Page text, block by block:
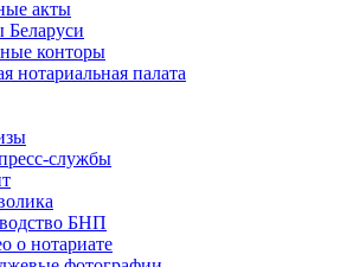
акты
Беларуси
конторы
нотариальная палата
службы
БНП
о нотариате